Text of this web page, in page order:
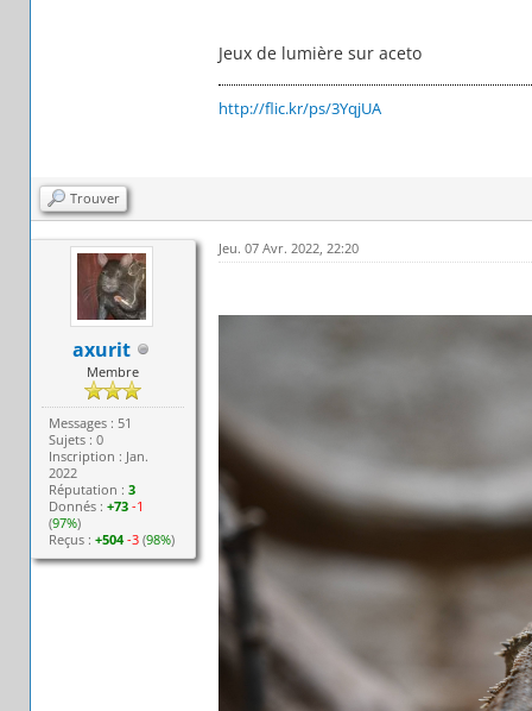
Jeux de lumière sur aceto
http://flic.kr/ps/3YqjUA
Trouver
axurit
Membre
Messages : 51
Sujets : 0
Inscription : Jan.
2022
Réputation :3
Donnés :+73 -1
(97%)
Reçus :+504 -3 (98%)
Jeu. 07 Avr. 2022, 22:20